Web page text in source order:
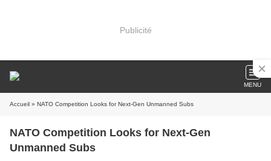
Publicité
MENU
Accueil » NATO Competition Looks for Next-Gen Unmanned Subs
NATO Competition Looks for Next-Gen
Unmanned Subs